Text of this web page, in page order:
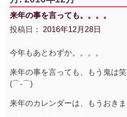
来年の事を言っても。。。。
投稿日： 2016年12月28日
今年もあとわずか。。。。
来年の事を言っても、もう鬼は
(⌒‐⌒)
来年のカレンダーは、もうおき